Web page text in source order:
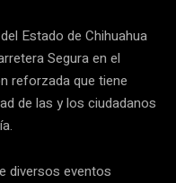
Estado de Chihuahua
Segura en el
reforzada que tiene
de las y los ciudadanos
diversos eventos